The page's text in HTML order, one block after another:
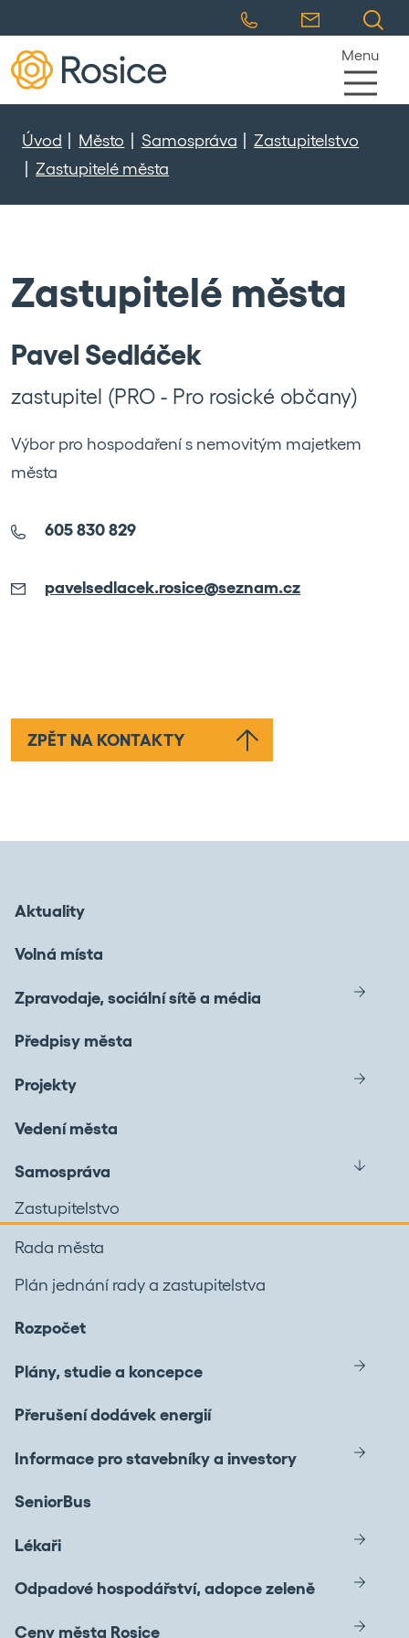
Menu
Úvod Město Samospráva
Zastupitelstvo
Zastupitelé města
Zastupitelé města
Pavel Sedláček
zastupitel (PRO - Pro rosické občany)
Výbor pro hospodaření s nemovitým majetkem
města
605 830 829
pavelsedlacek.rosice@seznam.cz
ZPĚT NA KONTAKTY
Aktuality
Volná místa
Zpravodaje, sociální sítě a média
Předpisy města
Projekty
Vedení města
Samospráva
Zastupitelstvo
Rada města
Plán jednání rady a zastupitelstva
Rozpočet
Plány, studie a koncepce
Přerušení dodávek energií
Informace pro stavebníky a investory
SeniorBus
Lékaři
Odpadové hospodářství, adopce zeleně
Ceny města Rosice